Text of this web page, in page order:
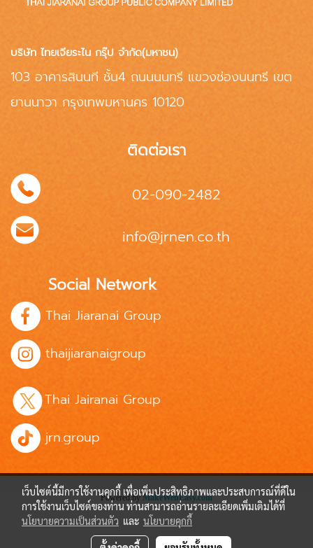
บริษัท ไทยเจียระไน กรุ๊ป จำกัด(มหาชน)
103 อาคารสินนที ชั้น4 ถนนนนทรี แขวงช่องนนทรี เขต
ยานนาวา กรุงเทพมหานคร 10120
ติดต่อเรา
02-090-2482
info@jrnen.co.th
Social Network
Thai Jiaranai Group
thaijiaranaigroup
Thai Jairanai Group
jrn.group
Powered byMakeWebEasy.com
เว็บไซต์นี้มีการใช้งานคุกกี้ เพื่อเพิ่มประสิทธิภาพและประสบการณ์ที่ดีใน
การใช้งานเว็บไซต์ของท่าน ท่านสามารถอ่านรายละเอียดเพิ่มเติมได้ที่
นโยบายความเป็นส่วนตัว และ นโยบายคุกกี้